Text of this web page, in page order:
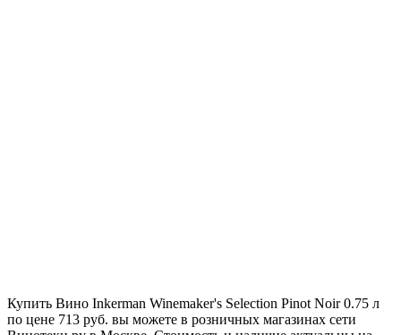
Купить Вино Inkerman Winemaker's Selection Pinot Noir 0.75 л
по цене 713 руб. вы можете в розничных магазинах сети